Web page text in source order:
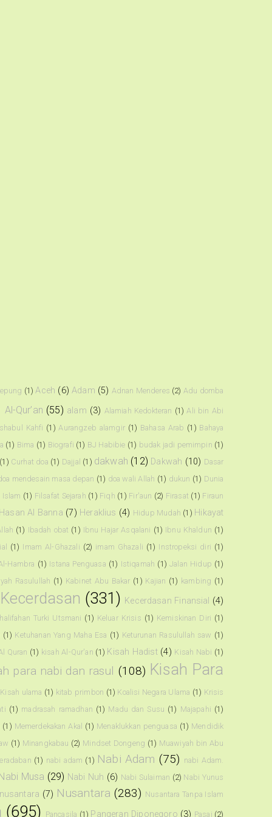
(1) Aceh (6) Adam (5) Adnan Menderes (2) Adu domba
Al-Qur’an (55) alam (3) Alamiah Kedokteran (1) Ali bin Abi
Kahfi (1) Aurangzeb alamgir (1) Bahasa Arab (1) Bahaya
(1) Bima (1) Biografi (1) BJ Habibie (1) budak jadi pemimpin (1)
(1) Curhat doa (1) Dajjal (1) dakwah (12) Dakwah (10) Dasar
mendesain masa depan (1) doa wali Allah (1) dukun (1) Dunia
(1) Filsafat Sejarah (1) Fiqh (1) Fir'aun (2) Firasat (1) Firaun
Hasan Al Banna (7) Heraklius (4) Hidup Mudah (1) Hikayat
(1) Ibadah obat (1) Ibnu Hajar Asqalani (1) Ibnu Khaldun (1)
(1) Imam Al-Ghazali (2) imam Ghazali (1) Instropeksi diri (1)
Hambra (1) Istana Penguasa (1) Istiqamah (1) Jalan Hidup (1)
Rasulullah (1) Kabinet Abu Bakar (1) Kajian (1) kambing (1)
Kecerdasan (331) Kecerdasan Finansial (4)
Turki Utsmani (1) Keluar Krisis (1) Kemiskinan Diri (1)
(1) Ketuhanan Yang Maha Esa (1) Keturunan Rasulullah saw (1)
Quran (1) kisah Al-Qur'an (1) Kisah Hadist (4) Kisah Nabi (1)
para nabi dan rasul (108) Kisah Para
Kisah ulama (1) kitab primbon (1) Koalisi Negara Ulama (1) Krisis
(1) madrasah ramadhan (1) Madu dan Susu (1) Majapahi (1)
(1) Memerdekakan Akal (1) Menaklukkan penguasa (1) Mendidik
(1) Minangkabau (2) Mindset Dongeng (1) Muawiyah bin Abu
(1) nabi adam (1) Nabi Adam (75) nabi Adam.
Musa (29) Nabi Nuh (6) Nabi Sulaiman (2) Nabi Yunus
nusantara (7) Nusantara (283) Nusantara Tanpa Islam
(695) Pancasila (1) Pangeran Diponegoro (3) Pasai (2)